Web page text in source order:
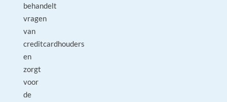
behandelt
vragen
van
creditcardhouders
en
zorgt
voor
de